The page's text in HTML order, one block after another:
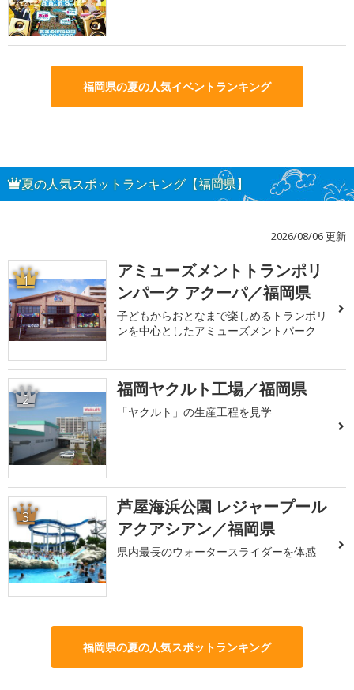
福岡県の夏の人気イベントランキング
夏の人気スポットランキング【福岡県】
2026/08/06 更新
1
アミューズメントトランポリ
ンパーク アクーパ／福岡県
子どもからおとなまで楽しめるトランポリ
ンを中心としたアミューズメントパーク
2 福岡ヤクルト工場／福岡県
「ヤクルト」の生産工程を見学
3
芦屋海浜公園 レジャープール
アクアシアン／福岡県
県内最長のウォータースライダーを体感
福岡県の夏の人気スポットランキング